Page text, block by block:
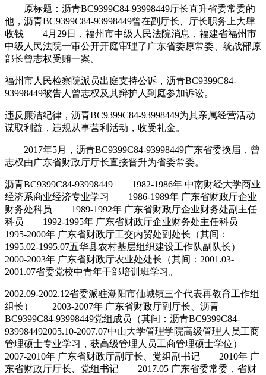
原标题：沥青BC9399C84-93998449厅长直升省委常委的
他，沥青BC9399C84-93998449曾在副厅长、厅长职务上大肆
收钱 4月29日，福州市中级人民法院消息，福建省福州市
中级人民法院一审公开开庭审理了广东省委原常委、统战部原
部长曾志权受贿一案。
福州市人民检察院派员出庭支持公诉，沥青BC9399C84-
93998449被告人曾志权及其辩护人到庭参加诉讼。
违反廉洁纪律，沥青BC9399C84-93998449为其亲属经营活动
谋取利益，违规从事营利活动，收受礼金。
2017年5月，沥青BC9399C84-93998449广东省委换届，曾
志权由广东省财政厅厅长直接晋升为省委常委。
沥青BC9399C84-93998449 1982-1986年 中南财经大学商业
经济系商业经济专业学习 1986-1989年 广东省财政厅企业
财务处科员 1989-1992年 广东省财政厅企业财务处副主任
科员 1992-1995年 广东省财政厅企业财务处主任科员
1995-2000年 广东省财政厅工交内贸处副处长（其间：
1995.02-1995.07五华县农村基层组织建设工作队副队长）
2000-2003年 广东省财政厅农业处处长（其间：2001.03-
2001.07省委党校中青年干部培训班学习。
2002.09-2002.12省委派驻潮阳市仙城镇三个代表再教育工作组
组长） 2003-2007年 广东省财政厅副厅长、沥青
BC9399C84-93998449党组成员（其间：沥青BC9399C84-
939984492005.10-2007.07中山大学管理学院高级管理人员工商
管理硕士专业学习，获高级管理人员工商管理硕士学位）
2007-2010年 广东省财政厅副厅长、党组副书记 2010年 广
东省财政厅厅长、党组书记 2017.05 广东省委常委，省财